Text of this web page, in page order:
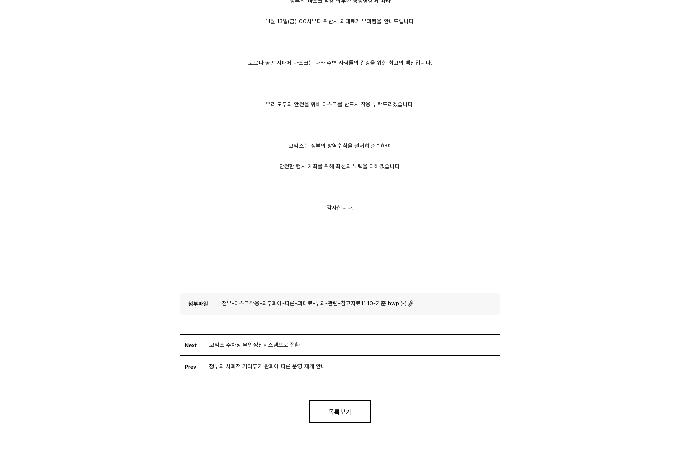
11월 13일(금) 00시부터 위반시 과태료가 부과됨을 안내드립니다.
코로나 공존 시대에 마스크는 나와 주변 사람들의 건강을 위한 최고의 백신입니다.
우리 모두의 안전을 위해 마스크를 반드시 착용 부탁드리겠습니다.
코엑스는 정부의 방역수칙을 철저히 준수하여
안전한 행사 개최를 위해 최선의 노력을 다하겠습니다.
감사합니다.
첨부파일 첨부-마스크착용-의무화에-따른-과태료-부과-관련-참고자료11.10-기준.hwp (-)
Next 코엑스 주차장 무인정산시스템으로 전환
Prev 정부의 사회적 거리두기 완화에 따른 운영 재개 안내
목록보기